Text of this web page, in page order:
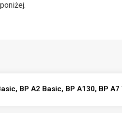
BP A2 Basic, BP A130, BP A7